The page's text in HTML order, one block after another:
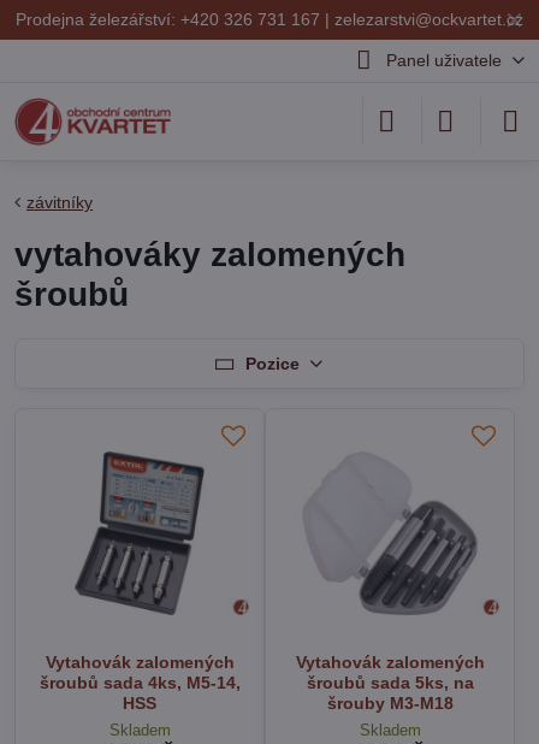
✕
Prodejna železářství: +420 326 731 167 | zelezarstvi@ockvartet.cz
Panel uživatele
závitníky
vytahováky zalomených
šroubů
Pozice
Vytahovák zalomených
šroubů sada 4ks, M5-14,
HSS
Skladem
Vytahovák zalomených
šroubů sada 5ks, na
šrouby M3-M18
Skladem